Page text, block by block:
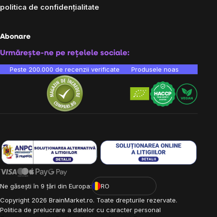
politica de confidențialitate
Abonare
Urmărește-ne pe rețelele sociale:
Peste 200.000 de recenzii verificate Produsele noastre sunt
Ne găsești în 9 țări din Europa:
RO
Copyright 2026 BrainMarket.ro. Toate drepturile rezervate.
Politica de prelucrare a datelor cu caracter personal